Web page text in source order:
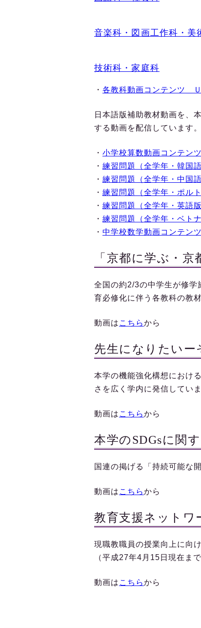
音楽科・図画工作科・美
技術科・家庭科
・ 各教科動画コンテンツ＿
日本語版補助教材動画を、
する動画を配信しています。
・ 小学校算数動画コンテン
・ 練習問題（全学年・韓国語
・ 練習問題（全学年・中国語
・ 練習問題（全学年・ポル
・ 練習問題（全学年・英語版
・ 練習問題（全学年・ベトナ
・ 中学校数学動画コンテン
「京都に学ぶ・
全国の約2/3の中学生が修学
育必修化に伴う各教科の教
動画は こちらから
先生になりたいー
本学の機能強化構想におけ
さを広く学内に発信していま
動画は こちらから
本学のSDGsに関
国連の掲げる「持続可能な
動画は こちらから
教育支援ネットワ
現職教職員の授業向上に向け
（平成27年4月15日現在ま
動画は こちらから